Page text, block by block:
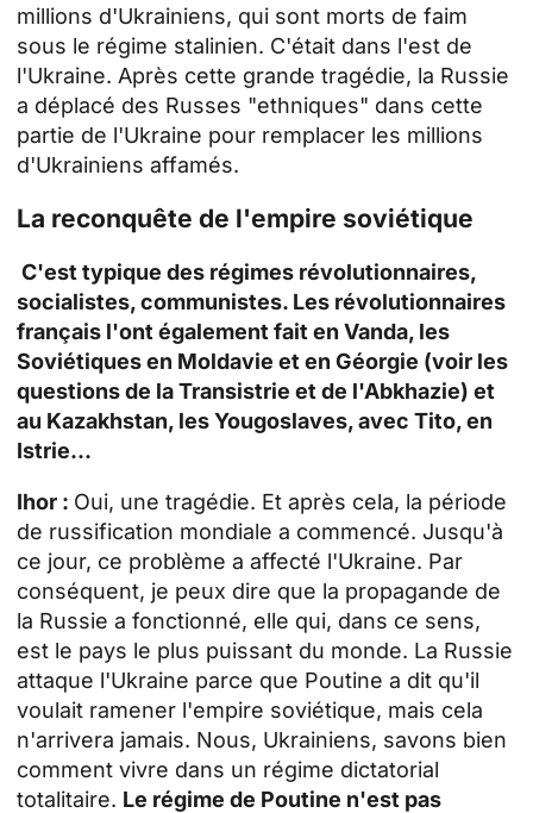
millions d'Ukrainiens, qui sont morts de faim
sous le régime stalinien. C'était dans l'est de
l'Ukraine. Après cette grande tragédie, la Russie
a déplacé des Russes "ethniques" dans cette
partie de l'Ukraine pour remplacer les millions
d'Ukrainiens affamés.
La reconquête de l'empire soviétique
C'est typique des régimes révolutionnaires,
socialistes, communistes. Les révolutionnaires
français l'ont également fait en Vanda, les
Soviétiques en Moldavie et en Géorgie (voir les
questions de la Transistrie et de l'Abkhazie) et
au Kazakhstan, les Yougoslaves, avec Tito, en
Istrie...
Ihor : Oui, une tragédie. Et après cela, la période
de russification mondiale a commencé. Jusqu'à
ce jour, ce problème a affecté l'Ukraine. Par
conséquent, je peux dire que la propagande de
la Russie a fonctionné, elle qui, dans ce sens,
est le pays le plus puissant du monde. La Russie
attaque l'Ukraine parce que Poutine a dit qu'il
voulait ramener l'empire soviétique, mais cela
n'arrivera jamais. Nous, Ukrainiens, savons bien
comment vivre dans un régime dictatorial
totalitaire. Le régime de Poutine n'est pas